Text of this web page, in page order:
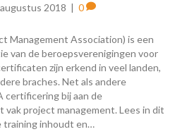
2018 | 0
Management Association) is een
van de beroepsverenigingen voor
zijn erkend in veel landen,
braches. Net als andere
certificering bij aan de
vak project management. Lees in dit
training inhoudt en…